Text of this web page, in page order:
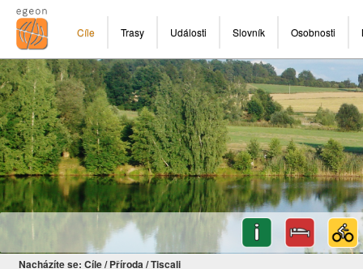
Cíle Trasy Události Slovník Osobnosti
Nacházíte se: Cíle/ Příroda/Tiscali